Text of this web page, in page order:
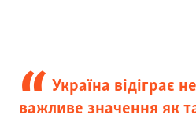
Україна відіграє
важливе значення як